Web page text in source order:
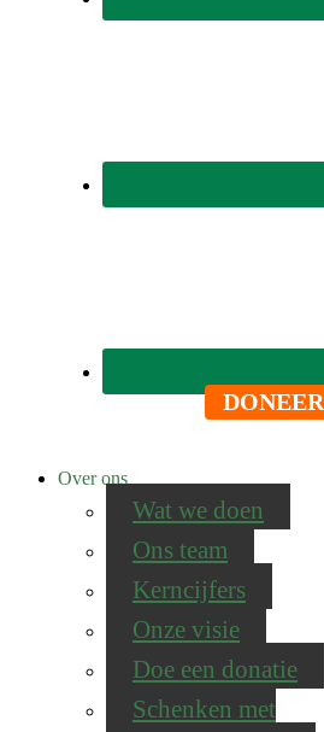
DONEER
Over ons
Wat we doen
Ons team
Kerncijfers
Onze visie
Doe een donatie
Schenken met